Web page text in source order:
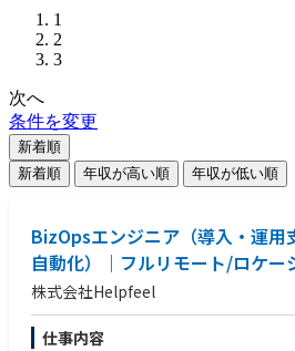
1
2
3
次へ
条件を変更
新着順
新着順
年収が高い順 年収が低い順
BizOpsエンジニア（導入・運用
自動化）｜フルリモート/ロケー
株式会社Helpfeel
仕事内容